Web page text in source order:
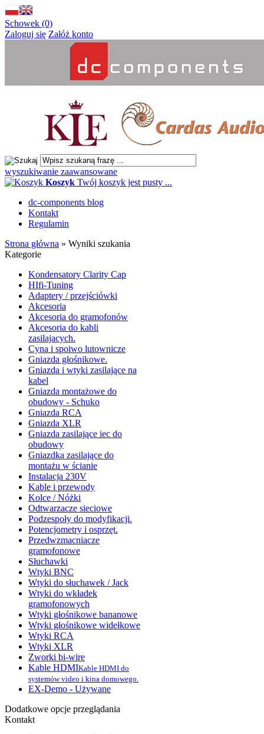
Schowek (0)
Zaloguj się Załóż konto
wyszukiwanie zaawansowane
Koszyk Twój koszyk jest pusty ...
dc-components blog
Kontakt
Regulamin
Strona główna » Wyniki szukania
Kategorie
Kondensatory Clarity Cap
HIfi-Tuning
Adaptery / przejściówki
Akcesoria
Akcesoria do gramofonów
Akcesoria do kabli
zasilajacych.
Cyna i spoiwo lutownicze
Gniazda głośnikowe.
Gniazda i wtyki zasilające na
kabel
Gniazda montażowe do
obudowy - Schuko
Gniazda RCA
Gniazda XLR
Gniazda zasilające iec do
obudowy
Gniazdka zasilające do
montażu w ścianie
Instalacja 230V
Kable i przewody
Kolce / Nóżki
Odtwarzacze sieciowe
Podzespoły do modyfikacji.
Potencjometry i osprzęt.
Przedwzmacniacze
gramofonowe
Słuchawki
Wtyki BNC
Wtyki do słuchawek / Jack
Wtyki do wkładek
gramofonowych
Wtyki głośnikowe bananowe
Wtyki głośnikowe widełkowe
Wtyki RCA
Wtyki XLR
Zworki bi-wire
Kable HDMIKable HDMI do
systemów video i kina domowego.
EX-Demo - Używane
Dodatkowe opcje przeglądania
Kontakt